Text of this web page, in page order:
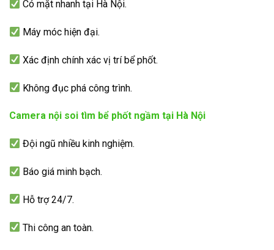
Có mặt nhanh tại Hà Nội.
Máy móc hiện đại.
Xác định chính xác vị trí bể phốt.
Không đục phá công trình.
Camera nội soi tìm bể phốt ngầm tại Hà Nội
Đội ngũ nhiều kinh nghiệm.
Báo giá minh bạch.
Hỗ trợ 24/7.
Thi công an toàn.